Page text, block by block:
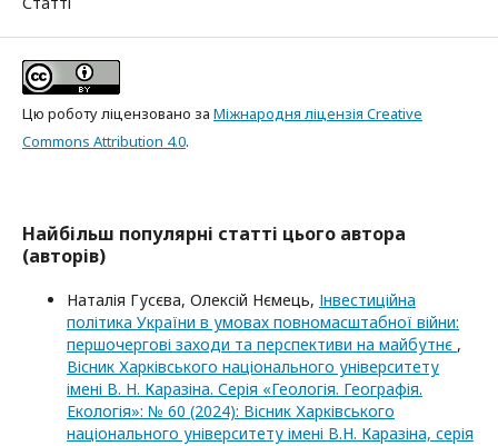
Цю роботу ліцензовано за Міжнародня ліцензія Creative
Commons Attribution 4.0.
Найбільш популярні статті цього автора
(авторів)
Наталія Гусєва, Олексій Нємець, Інвестиційна
політика України в умовах повномасштабної війни:
першочергові заходи та перспективи на майбутнє ,
Вісник Харківського національного університету
імені В. Н. Каразіна. Серія «Геологія. Географія.
Екологія»: № 60 (2024): Вісник Харківського
національного університету імені В.Н. Каразіна, серія